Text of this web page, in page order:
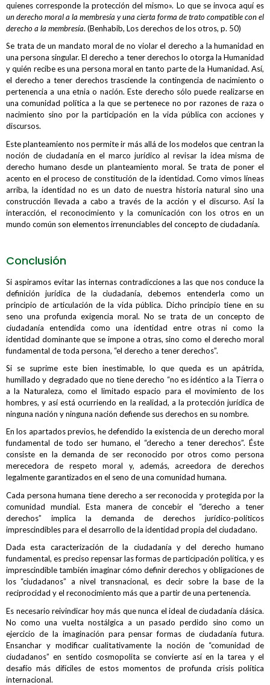
quienes corresponde la protección del mismo». Lo que se invoca aquí es
un derecho moral a la membresía y una cierta forma de trato compatible con el
derecho a la membresía. (Benhabib, Los derechos de los otros, p. 50)
Se trata de un mandato moral de no violar el derecho a la humanidad en
una persona singular. El derecho a tener derechos lo otorga la Humanidad
y quién recibe es una persona moral en tanto parte de la Humanidad. Así,
el derecho a tener derechos trasciende la contingencia de nacimiento o
pertenencia a una etnia o nación. Este derecho sólo puede realizarse en
una comunidad política a la que se pertenece no por razones de raza o
nacimiento sino por la participación en la vida pública con acciones y
discursos.
Este planteamiento nos permite ir más allá de los modelos que centran la
noción de ciudadanía en el marco jurídico al revisar la idea misma de
derecho humano desde un planteamiento moral. Se trata de poner el
acento en el proceso de constitución de la identidad. Como vimos líneas
arriba, la identidad no es un dato de nuestra historia natural sino una
construcción llevada a cabo a través de la acción y el discurso. Así la
interacción, el reconocimiento y la comunicación con los otros en un
mundo común son elementos irrenunciables del concepto de ciudadanía.
Conclusión
Si aspiramos evitar las internas contradicciones a las que nos conduce la
definición jurídica de la ciudadanía, debemos entenderla como un
principio de articulación de la vida pública. Dicho principio tiene en su
seno una profunda exigencia moral. No se trata de un concepto de
ciudadanía entendida como una identidad entre otras ni como la
identidad dominante que se impone a otras, sino como el derecho moral
fundamental de toda persona, “el derecho a tener derechos”.
Si se suprime este bien inestimable, lo que queda es un apátrida,
humillado y degradado que no tiene derecho “no es idéntico a la Tierra o
a la Naturaleza, como el limitado espacio para el movimiento de los
hombres, y así está ocurriendo en la realidad, a la protección jurídica de
ninguna nación y ninguna nación defiende sus derechos en su nombre.
En los apartados previos, he defendido la existencia de un derecho moral
fundamental de todo ser humano, el “derecho a tener derechos”. Éste
consiste en la demanda de ser reconocido por otros como persona
merecedora de respeto moral y, además, acreedora de derechos
legalmente garantizados en el seno de una comunidad humana.
Cada persona humana tiene derecho a ser reconocida y protegida por la
comunidad mundial. Esta manera de concebir el “derecho a tener
derechos” implica la demanda de derechos jurídico-políticos
imprescindibles para el desarrollo de la identidad propia del ciudadano.
Dada esta caracterización de la ciudadanía y del derecho humano
fundamental, es preciso repensar las formas de participación política, y es
imprescindible también imaginar cómo definir derechos y obligaciones de
los “ciudadanos” a nivel transnacional, es decir sobre la base de la
reciprocidad y el reconocimiento más que a partir de una pertenencia.
Es necesario reivindicar hoy más que nunca el ideal de ciudadanía clásica.
No como una vuelta nostálgica a un pasado perdido sino como un
ejercicio de la imaginación para pensar formas de ciudadanía futura.
Ensanchar y modificar cualitativamente la noción de “comunidad de
ciudadanos” en sentido cosmopolita se convierte así en la tarea y el
desafío más difíciles de estos momentos de profunda crisis política
internacional.